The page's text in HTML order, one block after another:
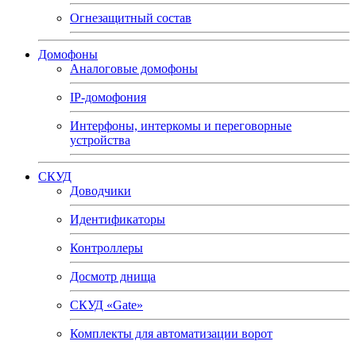
Огнезащитный состав
Домофоны
Аналоговые домофоны
IP-домофония
Интерфоны, интеркомы и переговорные
устройства
СКУД
Доводчики
Идентификаторы
Контроллеры
Досмотр днища
СКУД «Gate»
Комплекты для автоматизации ворот